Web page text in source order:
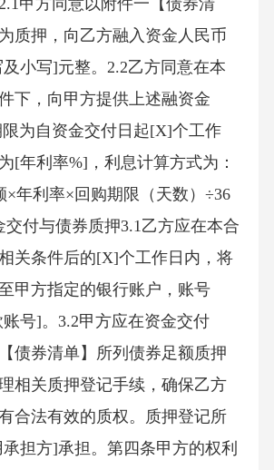
甲方同意以附件一【债券清
质押，向乙方融入资金人民币
小写]元整。2.2乙方同意在本
下，向甲方提供上述融资金
为自资金交付日起[X]个工作
[年利率%]，利息计算方式为：
×年利率×回购期限（天数）÷36
交付与债券质押3.1乙方应在本合
关条件后的[X]个工作日内，将
甲方指定的银行账户，账号
号]。3.2甲方应在资金交付
债券清单】所列债券足额质押
相关质押登记手续，确保乙方
合法有效的质权。质押登记所
担方]承担。第四条甲方的权利